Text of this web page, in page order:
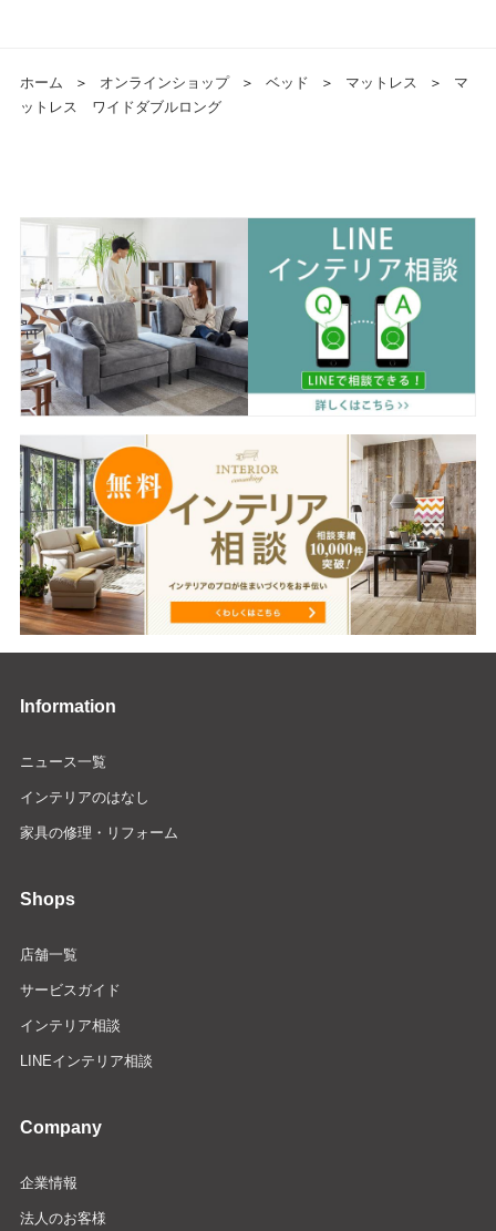
ホーム ＞ オンラインショップ ＞ ベッド ＞ マットレス ＞
マ
ットレス ワイドダブルロング
Information
ニュース一覧
インテリアのはなし
家具の修理・リフォーム
Shops
店舗一覧
サービスガイド
インテリア相談
LINEインテリア相談
Company
企業情報
法人のお客様